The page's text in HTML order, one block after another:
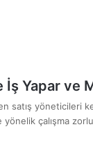
İş Yapar ve
satış yöneticileri
çalışma